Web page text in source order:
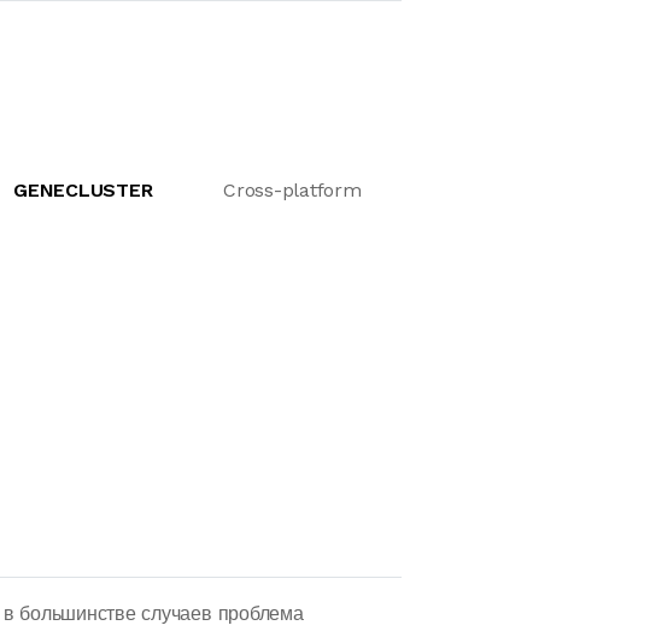
GENECLUSTER Cross-platform
большинстве случаев проблема